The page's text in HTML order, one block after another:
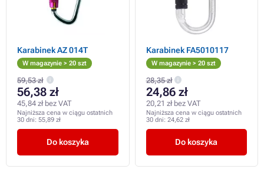
Karabinek AZ 014T
W magazynie > 20 szt
59,53 zł
56,38 zł
45,84 zł bez VAT
Najniższa cena w ciągu ostatnich
30 dni: 55,89 zł
Do koszyka
Karabinek FA5010117
W magazynie > 20 szt
28,35 zł
24,86 zł
20,21 zł bez VAT
Najniższa cena w ciągu ostatnich
30 dni: 24,62 zł
Do koszyka